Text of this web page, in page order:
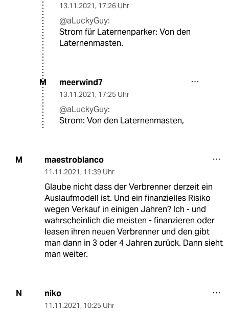
13.11.2021, 17:26 Uhr
@aLuckyGuy:
Strom für Laternenparker: Von den
Laternenmasten.
M meerwind7
13.11.2021, 17:25 Uhr
@aLuckyGuy:
Strom: Von den Laternenmasten,
M maestroblanco
11.11.2021, 11:39 Uhr
Glaube nicht dass der Verbrenner derzeit ein
Auslaufmodell ist. Und ein finanzielles Risiko
wegen Verkauf in einigen Jahren? Ich - und
wahrscheinlich die meisten - finanzieren oder
leasen ihren neuen Verbrenner und den gibt
man dann in 3 oder 4 Jahren zurück. Dann sieht
man weiter.
N niko
11.11.2021, 10:25 Uhr